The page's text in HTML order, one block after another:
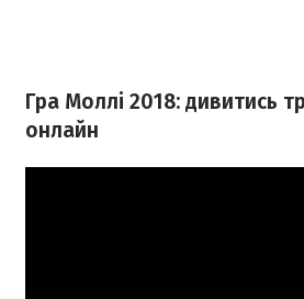
Гра Моллі 2018: дивитись
онлайн